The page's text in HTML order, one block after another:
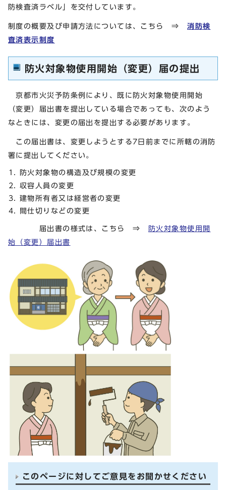
防検査済ラベル」を交付しています。
制度の概要及び申請方法については、こちら ⇒
消防検
査済表示制度
防火対象物使用開始（変更）届の提出
京都市火災予防条例により、既に防火対象物使用開始
（変更）届出書を提出している場合であっても、次のよう
なときには、変更の届出を提出する必要があります。
この届出書は、変更しようとする7日前までに所轄の消防
署に提出してください。
防火対象物の構造及び規模の変更
収容人員の変更
建物所有者又は経営者の変更
間仕切りなどの変更
届出書の様式は、こちら ⇒
防火対象物使用開
始（変更）届出書
このページに対してご意見をお聞かせください